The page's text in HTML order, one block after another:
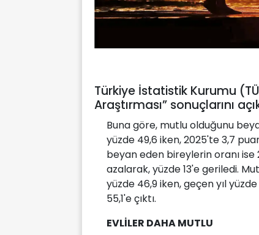
Türkiye İstatistik Kurumu
Araştırması” sonuçlarını
Buna göre, mutlu olduğunu
yüzde 49,6 iken, 2025'te 3,7
beyan eden bireylerin oranı ise
azalarak, yüzde 13'e geriledi.
yüzde 46,9 iken, geçen yıl
55,1'e çıktı.
EVLİLER DAHA MUTLU